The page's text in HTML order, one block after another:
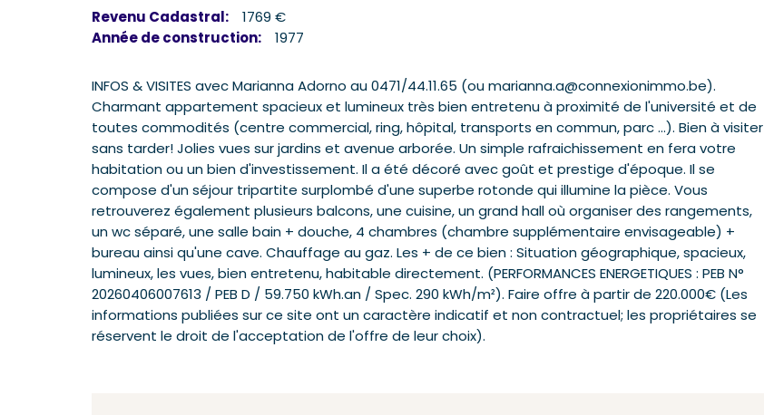
Revenu Cadastral:
1769 €
Année de construction:
1977
INFOS & VISITES avec Marianna Adorno au 0471/44.11.65 (ou marianna.a@connexionimmo.be).
Charmant appartement spacieux et lumineux très bien entretenu à proximité de l'université et de
toutes commodités (centre commercial, ring, hôpital, transports en commun, parc ...). Bien à visiter
sans tarder! Jolies vues sur jardins et avenue arborée. Un simple rafraichissement en fera votre
habitation ou un bien d'investissement. Il a été décoré avec goût et prestige d'époque. Il se
compose d'un séjour tripartite surplombé d'une superbe rotonde qui illumine la pièce. Vous
retrouverez également plusieurs balcons, une cuisine, un grand hall où organiser des rangements,
un wc séparé, une salle bain + douche, 4 chambres (chambre supplémentaire envisageable) +
bureau ainsi qu'une cave. Chauffage au gaz. Les + de ce bien : Situation géographique, spacieux,
lumineux, les vues, bien entretenu, habitable directement. (PERFORMANCES ENERGETIQUES : PEB N°
20260406007613 / PEB D / 59.750 kWh.an / Spec. 290 kWh/m²). Faire offre à partir de 220.000€ (Les
informations publiées sur ce site ont un caractère indicatif et non contractuel; les propriétaires se
réservent le droit de l'acceptation de l'offre de leur choix).